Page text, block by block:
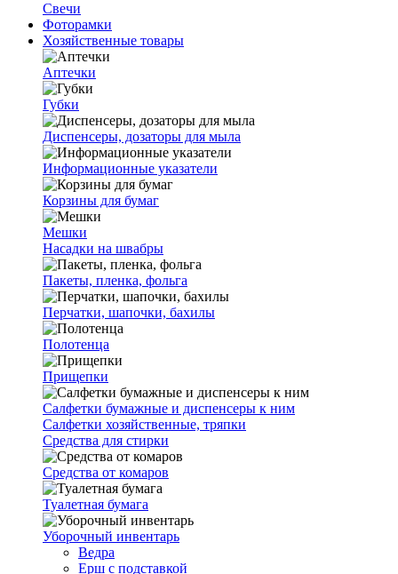
Свечи
Фоторамки
Хозяйственные товары
Аптечки
Губки
Диспенсеры, дозаторы для мыла
Информационные указатели
Корзины для бумаг
Мешки
Насадки на швабры
Пакеты, пленка, фольга
Перчатки, шапочки, бахилы
Полотенца
Прищепки
Салфетки бумажные и диспенсеры к ним
Салфетки хозяйственные, тряпки
Средства для стирки
Средства от комаров
Туалетная бумага
Уборочный инвентарь
Ведра
Ерш с подставкой